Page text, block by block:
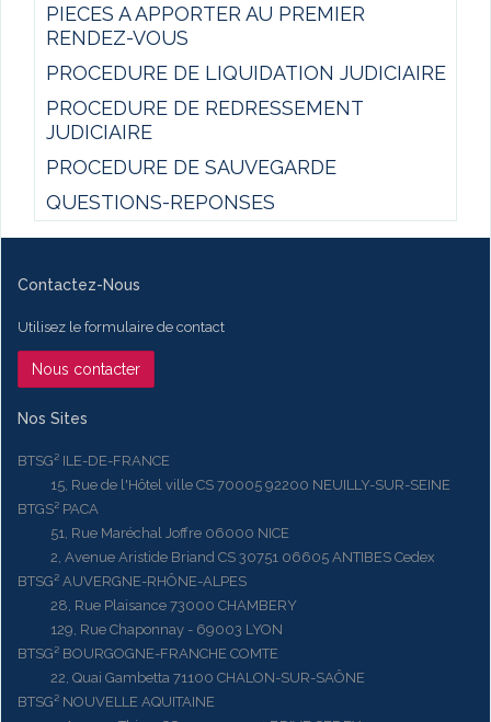
PIECES A APPORTER AU PREMIER
RENDEZ-VOUS
PROCEDURE DE LIQUIDATION JUDICIAIRE
PROCEDURE DE REDRESSEMENT
JUDICIAIRE
PROCEDURE DE SAUVEGARDE
QUESTIONS-REPONSES
Contactez-Nous
Utilisez le formulaire de contact
Nous contacter
Nos Sites
BTSG² ILE-DE-FRANCE
15, Rue de l'Hôtel ville CS 70005 92200 NEUILLY-SUR-SEINE
BTGS² PACA
51, Rue Maréchal Joffre 06000 NICE
2, Avenue Aristide Briand CS 30751 06605 ANTIBES Cedex
BTSG² AUVERGNE-RHÔNE-ALPES
28, Rue Plaisance 73000 CHAMBERY
129, Rue Chaponnay - 69003 LYON
BTSG² BOURGOGNE-FRANCHE COMTE
22, Quai Gambetta 71100 CHALON-SUR-SAÔNE
BTSG² NOUVELLE AQUITAINE